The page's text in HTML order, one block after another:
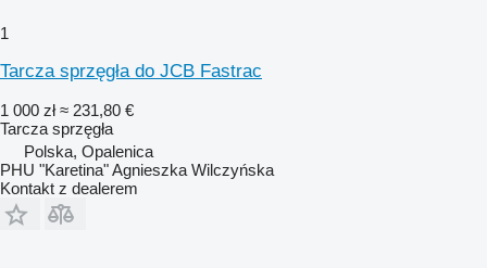
1
Tarcza sprzęgła do JCB Fastrac
1 000 zł ≈ 231,80 €
Tarcza sprzęgła
Polska, Opalenica
PHU "Karetina" Agnieszka Wilczyńska
Kontakt z dealerem